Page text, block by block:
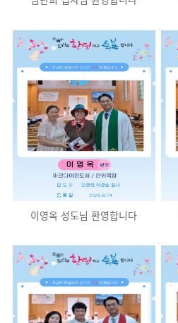
이영옥 성도님 환영합니다